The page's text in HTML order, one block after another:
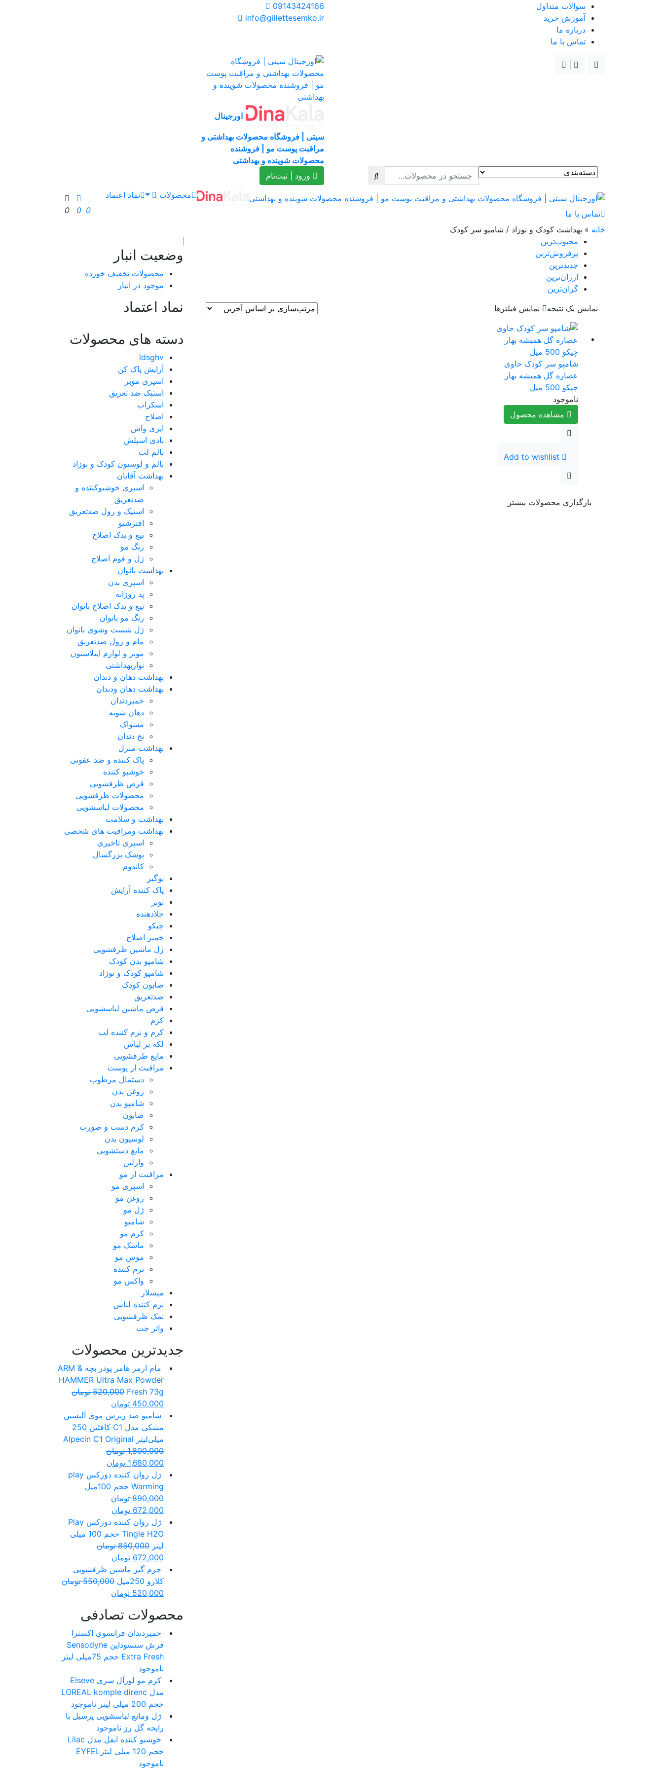
سوالات متداول
آموزش خرید
درباره ما
تماس با ما
09143424166
info@gillettesemko.ir
اورجینال
سیتی | فروشگاه محصولات بهداشتی و
مراقبت پوست مو | فروشنده
محصولات شوینده و بهداشتی
ورود | ثبت‌نام
محصولات
نماد اعتماد
تماس با ما
0
0
0
خانه » بهداشت کودک و نوزاد / شامپو سر کودک
محبوب‌ترین
پرفروش‌ترین
جدیدترین
ارزان‌ترین
گران‌ترین
نمایش یک نتیجه
نمایش فیلترها
شامپو سر کودک حاوی
عصاره گل همیشه بهار
چیکو 500 میل
ناموجود
مشاهده محصول
Add to wishlist
بارگذاری محصولات بیشتر
وضعیت انبار
محصولات تخفیف خورده
موجود در انبار
نماد اعتماد
دسته های محصولات
ldsghv
آرایش پاک کن
اسپری موبر
استیک ضد تعریق
اسکراب
اصلاح
ایزی واش
بادی اسپلش
بالم لب
بالم و لوسیون کودک و نوزاد
بهداشت آقایان
اسپری خوشبوکننده و
ضدتعریق
استیک و رول ضدتعریق
افترشیو
تیغ و یدک اصلاح
رنگ مو
ژل و فوم اصلاح
بهداشت بانوان
اسپری بدن
پد روزانه
تیغ و یدک اصلاح بانوان
رنگ مو بانوان
ژل شست وشوی بانوان
مام و رول ضدتعریق
موبر و لوازم اپیلاسیون
نواربهداشتی
بهداشت دهان و دندان
بهداشت دهان ودندان
خمیردندان
دهان شویه
مسواک
نخ دندان
بهداشت منزل
پاک کننده و ضد عفونی
خوشبو کننده
قرص ظرفشويي
محصولات ظرفشویی
محصولات لباسشویی
بهداشت و سلامت
بهداشت ومراقبت های شخصی
اسپری تاخیری
پوشک بزرگسال
کاندوم
بوگیر
پاک کننده آرایش
تونر
جلادهنده
چیکو
خمیر اصلاح
ژل ماشین ظرفشویی
شامپو بدن کودک
شامپو کودک و نوزاد
صابون کودک
ضدتعریق
قرص ماشین لباسشویی
کرم
کرم و نرم کننده لب
لکه بر لباس
مایع ظرفشویی
مراقبت از پوست
دستمال مرطوب
روغن بدن
شامپو بدن
صابون
کرم دست و صورت
لوسیون بدن
مایع دستشویی
وازلین
مراقبت از مو
اسپری مو
روغن مو
ژل مو
شامپو
کرم مو
ماسک مو
موس مو
نرم کننده
واکس مو
میسلار
نرم کننده لباس
نمک ظرفشویی
واتر جت
جدیدترین محصولات
مام ارمر هامر پودر بچه ARM &
HAMMER Ultra Max Powder
Fresh 73g
520,000 تومان
450,000 تومان
شامپو ضد ریزش موی آلپسین
مشکی مدل C1 کافئین 250
میلی‌لیتر Alpecin C1 Original
1,800,000 تومان
1,680,000 تومان
ژل روان کننده دورکس play
Warming حجم 100میل
890,000 تومان
672,000 تومان
ژل روان کننده دورکس Play
Tingle H2O حجم 100 میلی
لیتر 850,000 تومان
672,000 تومان
جرم گیر ماشین ظرفشویی
کلارو 250میل
550,000 تومان
520,000 تومان
محصولات تصادفی
خمیردندان فرانسوی اکسترا
فرش سنسوداین Sensodyne
Extra Fresh حجم 75میلی لیتر
ناموجود
کرم مو لورآل سری Elseve
مدل LOREAL komple direnc
حجم 200 میلی لیتر
ناموجود
ژل ومایع لباسشویی پرسیل با
رایحه گل رز ناموجود
خوشبو کننده ایفل مدل Lilac
حجم 120 میلی لیترEYFEL
ناموجود